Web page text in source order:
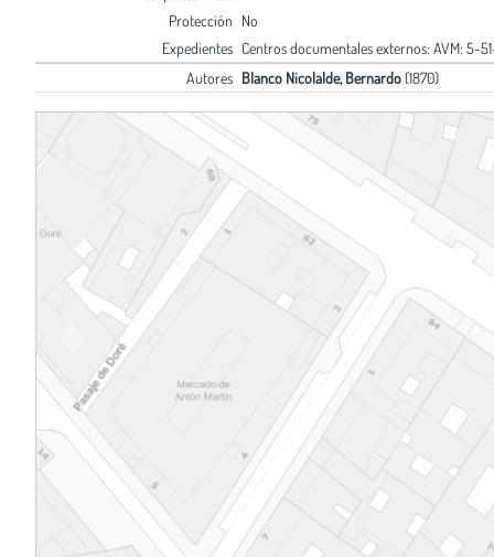
Protección No
Expedientes Centros documentales externos: AVM: 5-
Autores Blanco Nicolalde, Bernardo(1870)